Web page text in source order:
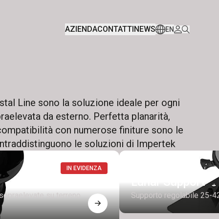
AZIENDACONTATTINEWS EN
Line sono la soluzione ideale per ogni
da esterno. Perfetta planarità,
con numerose finiture sono le
le soluzioni di Impertek
IN EVIDENZA
su terreno
Lunar Support
Supporto regolabile 25-